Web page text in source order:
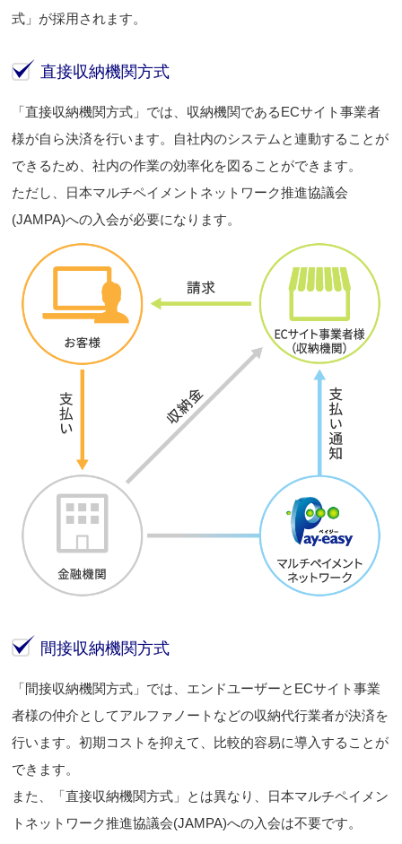
式」が採用されます。
直接収納機関方式
「直接収納機関方式」では、収納機関であるECサイト事業者
様が自ら決済を行います。自社内のシステムと連動することが
できるため、社内の作業の効率化を図ることができます。
ただし、日本マルチペイメントネットワーク推進協議会
(JAMPA)への入会が必要になります。
間接収納機関方式
「間接収納機関方式」では、エンドユーザーとECサイト事業
者様の仲介としてアルファノートなどの収納代行業者が決済を
行います。初期コストを抑えて、比較的容易に導入することが
できます。
また、「直接収納機関方式」とは異なり、日本マルチペイメン
トネットワーク推進協議会(JAMPA)への入会は不要です。